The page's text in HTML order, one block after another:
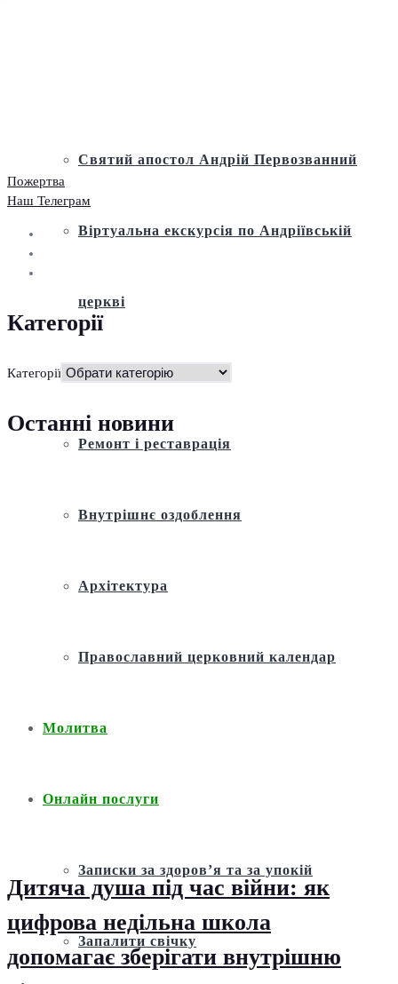
Святий апостол Андрій Первозванний
Віртуальна екскурсія по Андріївській
церкві
Історія
Ремонт і реставрація
Внутрішнє оздоблення
Архітектура
Православний церковний календар
Молитва
Онлайн послуги
Записки за здоров’я та за упокій
Запалити свічку
Пожертва
Наш Телеграм
Категорії
Категорії
Останні новини
Дитяча душа під час війни: як
цифрова недільна школа
допомагає зберігати внутрішню